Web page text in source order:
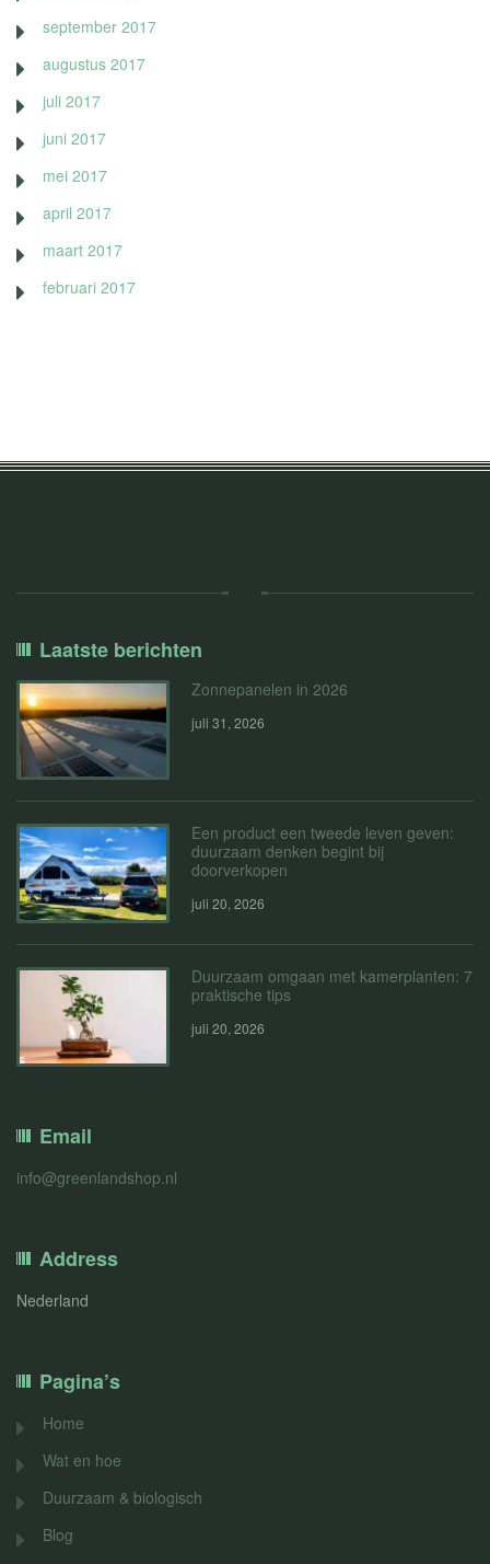
september 2017
augustus 2017
juli 2017
juni 2017
mei 2017
april 2017
maart 2017
februari 2017
Laatste berichten
Zonnepanelen in 2026
juli 31, 2026
Een product een tweede leven geven:
duurzaam denken begint bij
doorverkopen
juli 20, 2026
Duurzaam omgaan met kamerplanten: 7
praktische tips
juli 20, 2026
Email
info@greenlandshop.nl
Address
Nederland
Pagina’s
Home
Wat en hoe
Duurzaam & biologisch
Blog